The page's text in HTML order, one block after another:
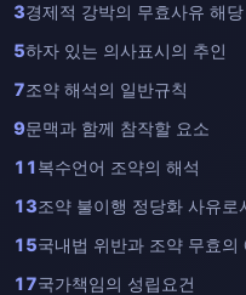
3경제적 강박의 무효사유 해
5하자 있는 의사표시의 추인
7조약 해석의 일반규칙
9문맥과 함께 참작할 요소
11복수언어 조약의 해석
13조약 불이행 정당화 사유로
15국내법 위반과 조약 무효의
17국가책임의 성립요건